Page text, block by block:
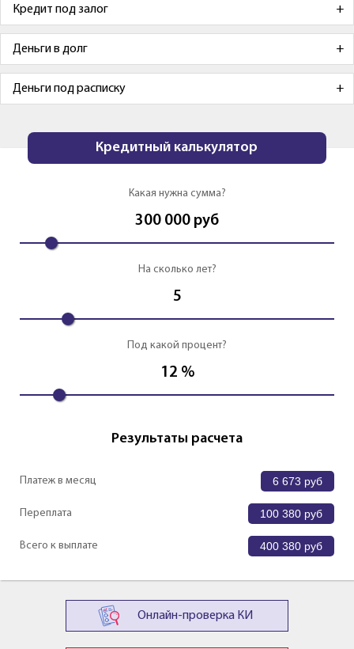
Кредит под залог
Деньги в долг
Деньги под расписку
Кредитный калькулятор
Какая нужна сумма?
300 000 руб
На сколько лет?
5
Под какой процент?
12 %
Результаты расчета
Платеж в месяц 6 673 руб
Переплата 100 380 руб
Всего к выплате 400 380 руб
Онлайн-проверка КИ